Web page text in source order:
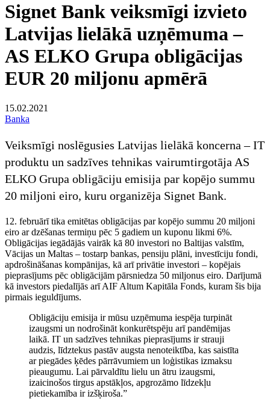
Signet Bank veiksmīgi izvieto
Latvijas lielākā uzņēmuma –
AS ELKO Grupa obligācijas
EUR 20 miljonu apmērā
15.02.2021
Banka
Veiksmīgi noslēgusies Latvijas lielākā koncerna – IT
produktu un sadzīves tehnikas vairumtirgotāja AS
ELKO Grupa obligāciju emisija par kopējo summu
20 miljoni eiro, kuru organizēja Signet Bank.
12. februārī tika emitētas obligācijas par kopējo summu 20 miljoni
eiro ar dzēšanas termiņu pēc 5 gadiem un kuponu likmi 6%.
Obligācijas iegādājās vairāk kā 80 investori no Baltijas valstīm,
Vācijas un Maltas – tostarp bankas, pensiju plāni, investīciju fondi,
apdrošināšanas kompānijas, kā arī privātie investori – kopējais
pieprasījums pēc obligācijām pārsniedza 50 miljonus eiro. Darījumā
kā investors piedalījās arī AIF Altum Kapitāla Fonds, kuram šis bija
pirmais ieguldījums.
Obligāciju emisija ir mūsu uzņēmuma iespēja turpināt
izaugsmi un nodrošināt konkurētspēju arī pandēmijas
laikā. IT un sadzīves tehnikas pieprasījums ir strauji
audzis, līdztekus pastāv augsta nenoteiktība, kas saistīta
ar piegādes ķēdes pārrāvumiem un loģistikas izmaksu
pieaugumu. Lai pārvaldītu lielu un ātru izaugsmi,
izaicinošos tirgus apstākļos, apgrozāmo līdzekļu
pietiekamība ir izšķiroša.”